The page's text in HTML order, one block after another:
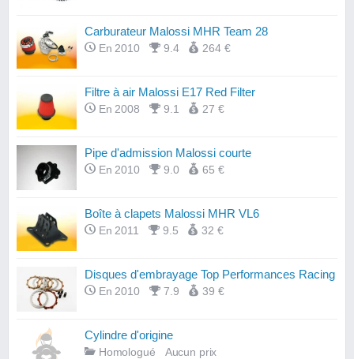
Carburateur Malossi MHR Team 28
En 2010 9.4 264 €
Filtre à air Malossi E17 Red Filter
En 2008 9.1 27 €
Pipe d'admission Malossi courte
En 2010 9.0 65 €
Boîte à clapets Malossi MHR VL6
En 2011 9.5 32 €
Disques d'embrayage Top Performances Racing
En 2010 7.9 39 €
Cylindre d'origine
Homologué Aucun prix